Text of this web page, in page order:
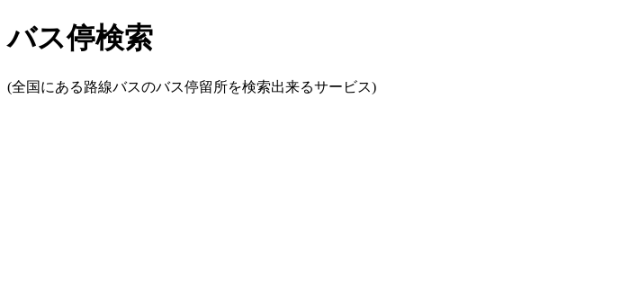
バス停検索
(全国にある路線バスのバス停留所を検索出来るサービス)